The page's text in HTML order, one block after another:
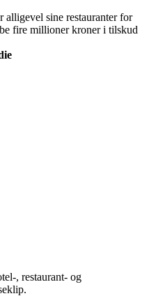
alligevel sine restauranter for
fire millioner kroner i tilskud
, restaurant- og